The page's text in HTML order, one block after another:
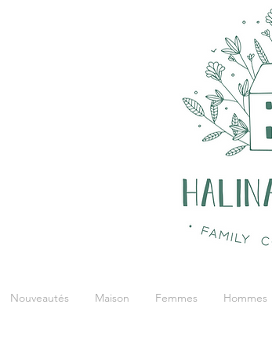
Nouveautés Maison Femmes Hommes